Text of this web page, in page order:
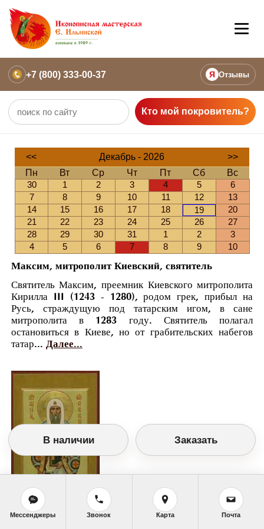
+7 (800) 333-00-37 Я Отзывы
Кто мой покровитель?
<< Декабрь - 2026
>>
Пн
Вт Ср Чт Пт Сб
Вс
30
1 2 3 4 5
6
7
8 9 10 11 12
13
14
15 16 17 18 19
20
21
22 23 24 25 26
27
28
29 30 31 1 2
3
4
5 6 7 8 9 10
Максим, митрополит Киевский, святитель
Святитель Максим, преемник Киевского митрополита
Кирилла III (1243 - 1280), родом грек, прибыл на
Русь, страждущую под татарским игом, в сане
митрополита в 1283 году. Святитель полагал
остановиться в Киеве, но от грабительских набегов
татар... Далее...
В наличии Заказать
Мессенджеры Звонок Карта Почта